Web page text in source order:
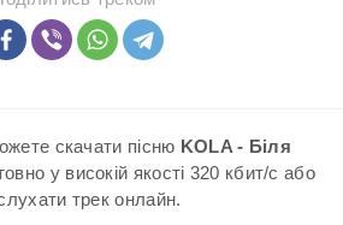
скачати пісню KOLA - Біля
у високій якості 320 кбит/с або
трек онлайн.